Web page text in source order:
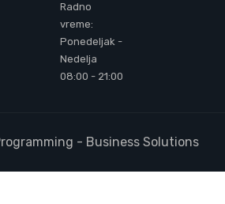
Radno
vreme:
Ponedeljak -
Nedelja
08:00 - 21:00
- Business Solutions